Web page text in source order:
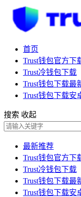
首页
Trust钱包官方下
Trust冷钱包下载
Trust钱包下载最
Trust钱包下载安
搜索 收起
最新推荐
Trust钱包官方下
Trust冷钱包下载
Trust钱包下载最
Trust钱包下载安